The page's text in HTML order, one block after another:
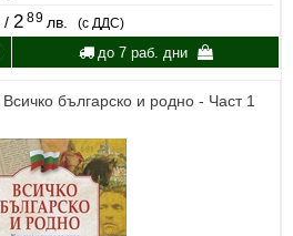
/ 2 89 лв. (с ДДС)
до 7 раб. дни
българско и родно - Част 1